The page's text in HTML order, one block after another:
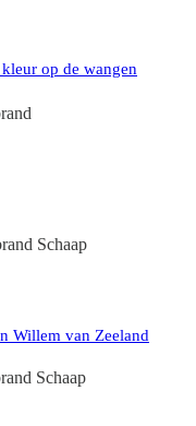
op de wangen
Schaap
Willem van Zeeland
Schaap